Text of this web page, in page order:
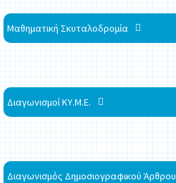
Μαθηματική Σκυταλοδρομία
Διαγωνισμοί ΚΥ.Μ.Ε.
Διαγωνισμός Δημοσιογραφικού Άρθρου